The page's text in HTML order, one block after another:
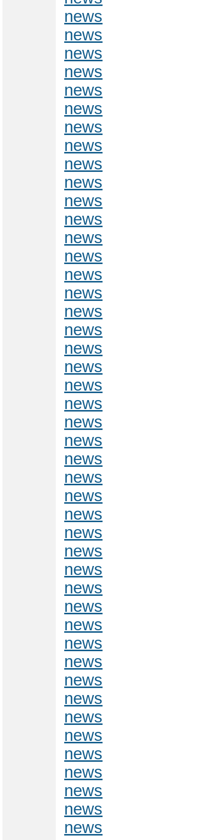
news
news
news
news
news
news
news
news
news
news
news
news
news
news
news
news
news
news
news
news
news
news
news
news
news
news
news
news
news
news
news
news
news
news
news
news
news
news
news
news
news
news
news
news
news